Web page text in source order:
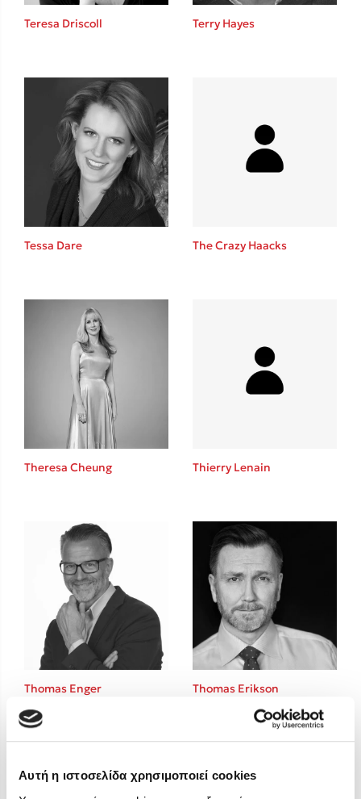
Αυτή η ιστοσελίδα χρησιμοποιεί cookies
Δανάη Δεληγεώργη
Mel Robbins
Η μέθοδος Αφήστε τους
Δημοφιλείς Συγγραφείς
Φυστίκι ΠουΚυλάει
Παύλος Καστανάς
El Sombrero
Στέφανος Ξενάκης
Sebastian Fitzek
Lucinda Riley
Mimi Matthews
Benzamin Bécue
Rebecca Yarros
Teo Benedetti
Τζένη Κουτσοδημητροπούλου
Ali Hazelwood
Cori Doerrfeld
Pierdomenico Baccalario
Δανάη Ιμπραχήμ
Teresa Driscoll Terry Hayes
Tessa Dare The Crazy Haacks
Theresa Cheung Thierry Lenain
Thomas Enger Thomas Erikson